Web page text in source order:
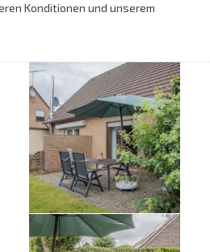
Konditionen und unserem